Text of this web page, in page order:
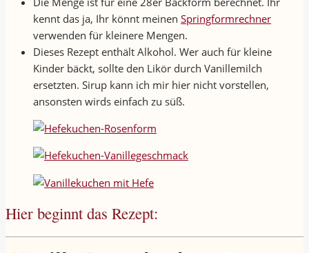
kennt das ja, Ihr könnt meinen Springformrechner
verwenden für kleinere Mengen.
Dieses Rezept enthält Alkohol. Wer auch für kleine
Kinder bäckt, sollte den Likör durch Vanillemilch
ersetzten. Sirup kann ich mir hier nicht vorstellen,
ansonsten wirds einfach zu süß.
Hier beginnt das Rezept: